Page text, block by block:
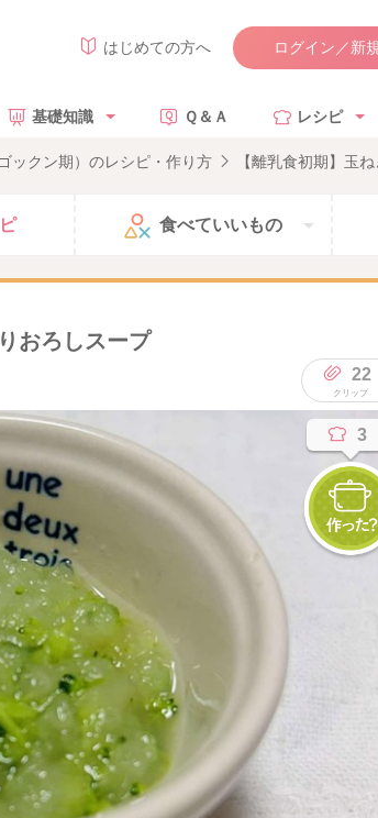
はじめての方へ ログイン／新
基礎知識 Ｑ＆Ａ レシピ
ックン期）のレシピ・作り方 【離乳食初期】玉
食べていいもの
おろしスープ
22
3